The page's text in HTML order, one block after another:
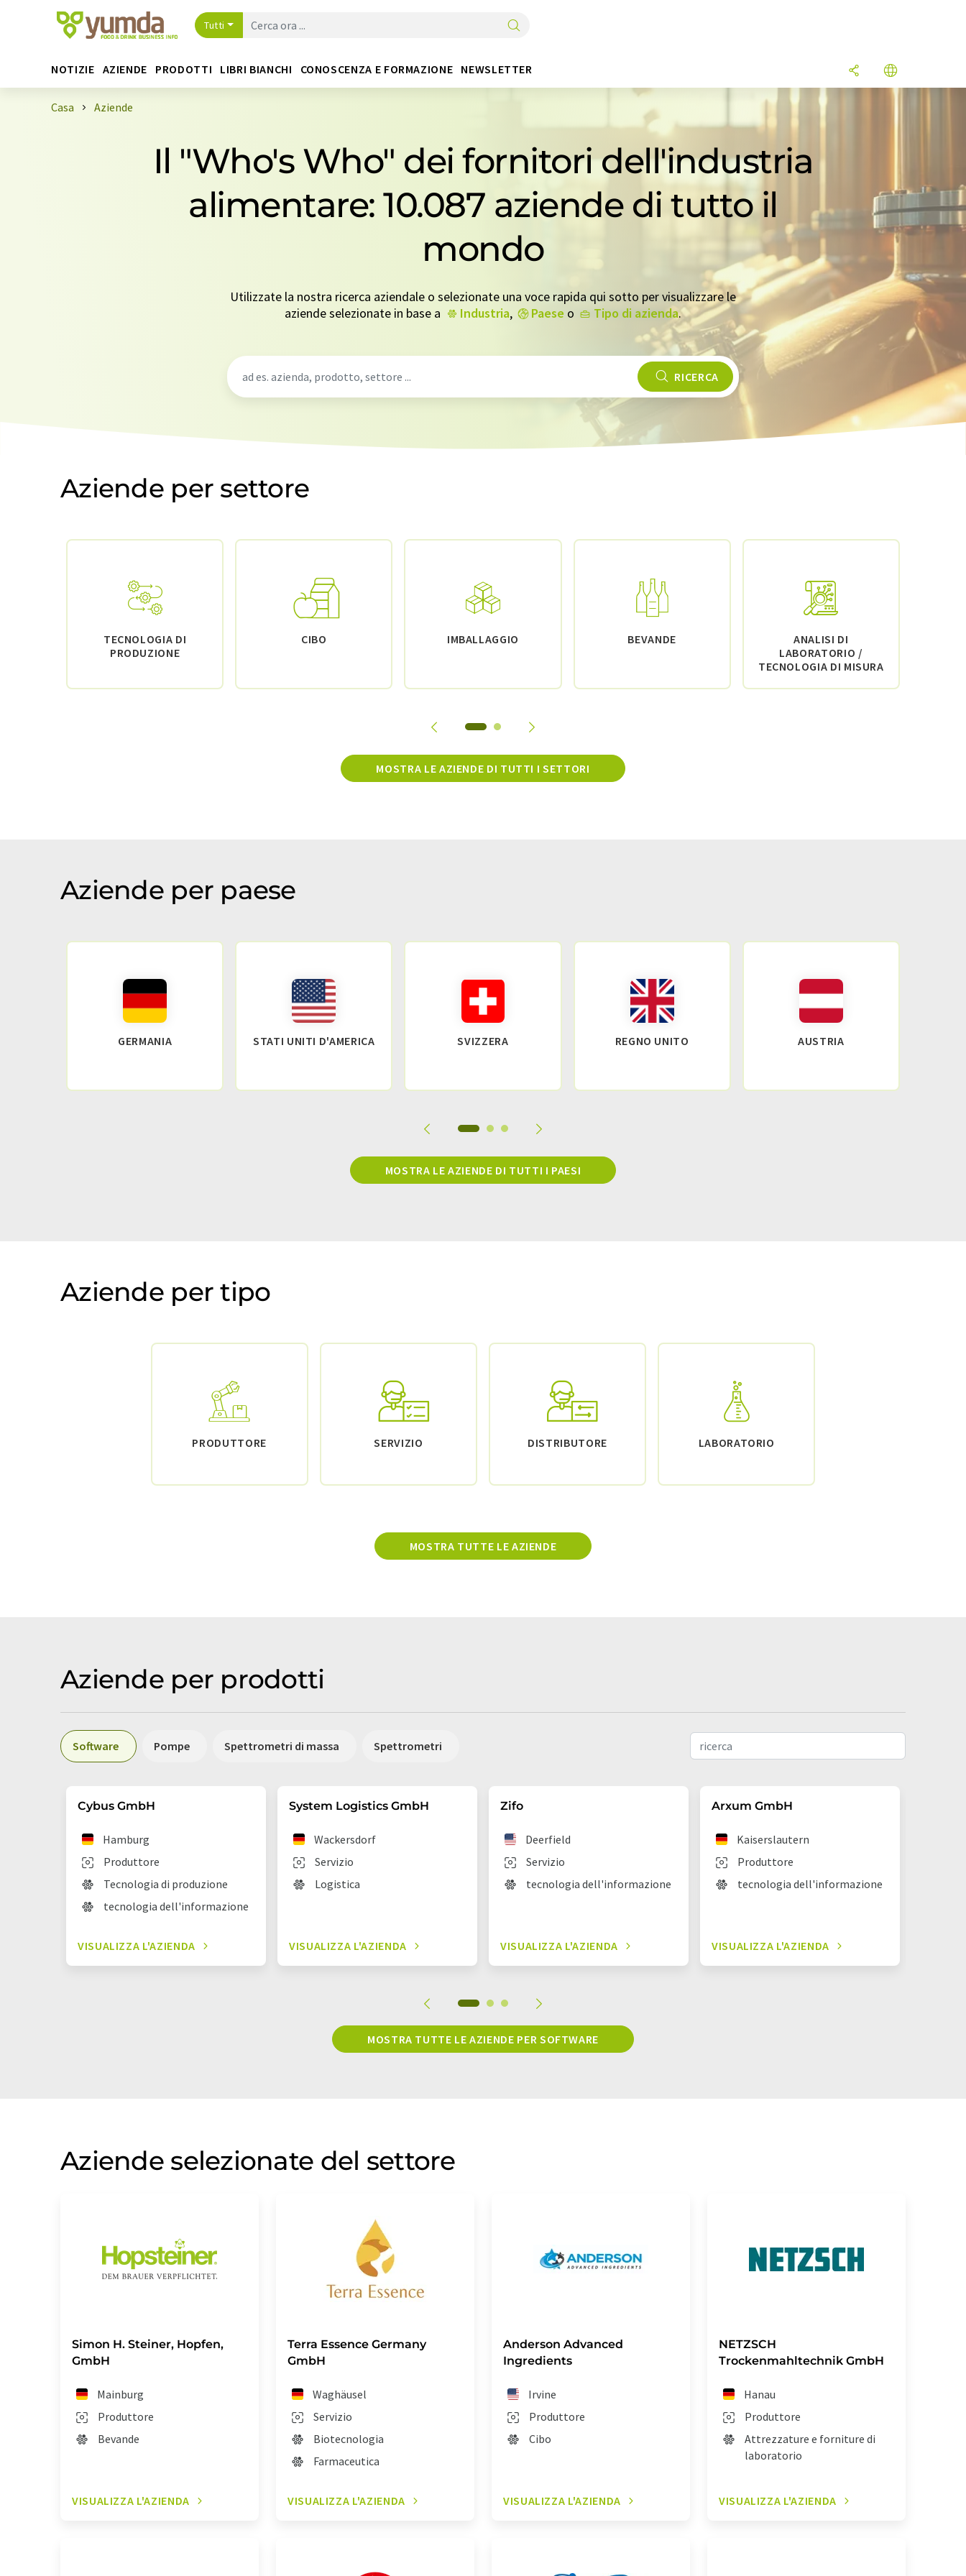
Tutti
NOTIZIE AZIENDE PRODOTTI LIBRI BIANCHI CONOSCENZA E FORMAZIONE NEWSLETTER
Casa Aziende
Il "Who's Who" dei fornitori dell'industria
alimentare: 10.087 aziende di tutto il
mondo
Utilizzate la nostra ricerca aziendale o selezionate una voce rapida qui sotto per visualizzare le
aziende selezionate in base a
Industria, Paese o Tipo di azienda.
RICERCA
Aziende per settore
TECNOLOGIA DI
PRODUZIONE
CIBO IMBALLAGGIO BEVANDE
ANALISI DI
LABORATORIO /
TECNOLOGIA DI MISURA
MOSTRA LE AZIENDE DI TUTTI I SETTORI
Aziende per paese
GERMANIA STATI UNITI D'AMERICA SVIZZERA REGNO UNITO AUSTRIA
MOSTRA LE AZIENDE DI TUTTI I PAESI
Aziende per tipo
PRODUTTORE SERVIZIO DISTRIBUTORE LABORATORIO
MOSTRA TUTTE LE AZIENDE
Aziende per prodotti
Software Pompe Spettrometri di massa Spettrometri
Cybus GmbH
Produttore
Hamburg
Tecnologia di produzione
tecnologia dell'informazione
VISUALIZZA L'AZIENDA
System Logistics GmbH
Servizio
Wackersdorf
Logistica
VISUALIZZA L'AZIENDA
Zifo
Servizio
Deerfield
tecnologia dell'informazione
VISUALIZZA L'AZIENDA
Arxum GmbH
Produttore
Kaiserslautern
tecnologia dell'informazione
VISUALIZZA L'AZIENDA
MOSTRA TUTTE LE AZIENDE PER SOFTWARE
Aziende selezionate del settore
Simon H. Steiner, Hopfen,
GmbH
Mainburg
Produttore
Bevande
VISUALIZZA L'AZIENDA
Terra Essence Germany
GmbH
Waghäusel
Servizio
Biotecnologia
Farmaceutica
VISUALIZZA L'AZIENDA
Anderson Advanced
Ingredients
Irvine
Produttore
Cibo
VISUALIZZA L'AZIENDA
NETZSCH
Trockenmahltechnik GmbH
Hanau
Produttore
Attrezzature e forniture di
laboratorio
VISUALIZZA L'AZIENDA